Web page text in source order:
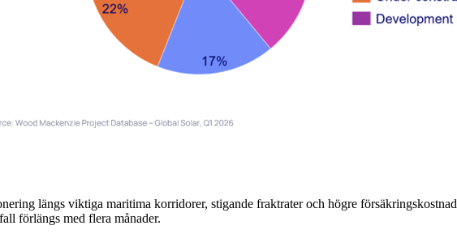
längs viktiga maritima korridorer, stigande fraktrater och högre
förlängs med flera månader.